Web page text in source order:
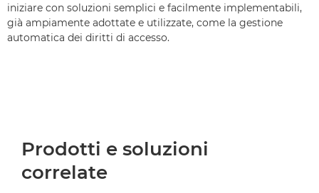
iniziare con soluzioni semplici e facilmente implementabili,
già ampiamente adottate e utilizzate, come la gestione
automatica dei diritti di accesso.
Prodotti e soluzioni
correlate